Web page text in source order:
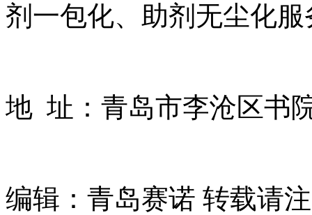
剂一包化、助剂无尘化服
地 址：青岛市李沧区书
编辑：青岛赛诺 转载请